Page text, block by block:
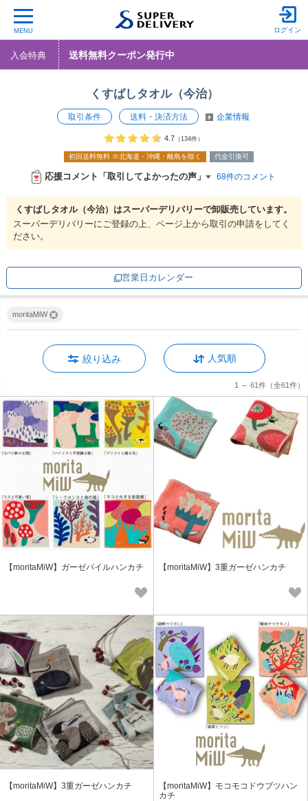
MENU ログイン
入会特典 送料無料クーポン発行中
くすばしタオル（今治）
取引条件 送料・決済方法 企業情報
初回送料無料 ※北海道・沖縄・離島を除く 代金引換可
4.7（134件）
応援コメント「取引してよかったの声」 68件のコメント
くすばしタオル（今治）はスーパーデリバリーで卸販売しています。
スーパーデリバリーにご登録の上、ページ上から取引の申請をしてく
ださい。
営業日カレンダー
moritaMiW
絞り込み 人気順
1 ～ 61件 （全61件）
【moritaMiW】ガーゼパイルハンカチ 【moritaMiW】3重ガーゼハンカチ
【moritaMiW】3重ガーゼハンカチ
【moritaMiW】モコモコドウブツハン
カチ